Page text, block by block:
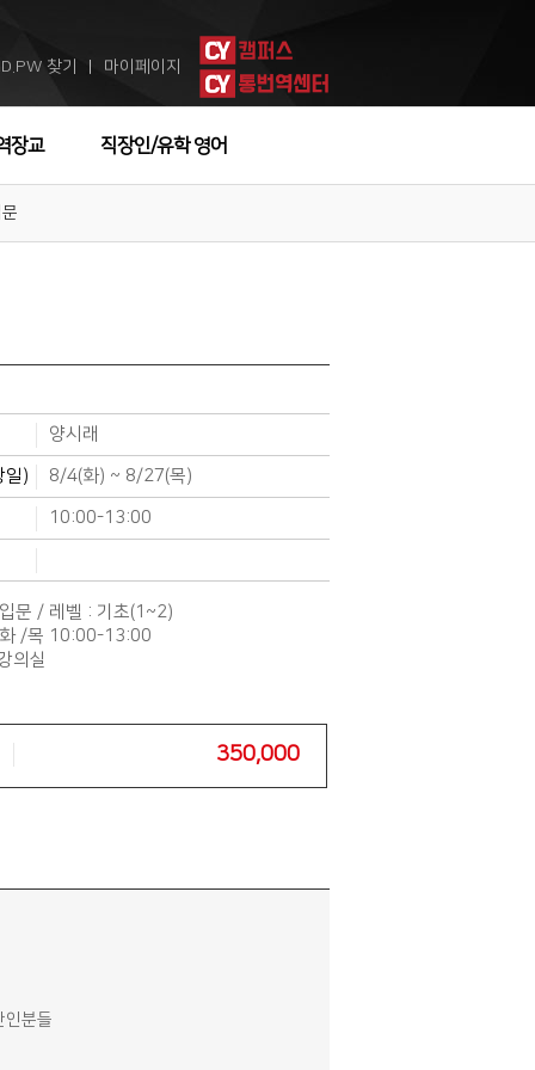
ID.PW 찾기 마이페이지
장교 직장인/유학 영어
양시래
일) 8/4(화) ~ 8/27(목)
10:00-13:00
문 / 레벨 : 기초(1~2)
/목 10:00-13:00
의실
350,000
인분들